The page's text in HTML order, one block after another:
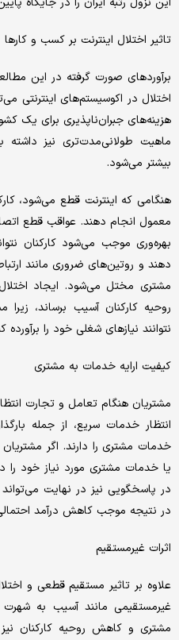
تاثیر اختلال اینترنت بر کسب و کارها
برآوردهای صورت گرفته در این
اختلال در اکوسیستم‌های اینترنتی
هزینه‌های جبران‌ناپذیری برای یک
ماهیت طولانی‌مدت‌تری نیز داشته
بیشتر می‌شود.
هنگامی که اینترنت قطع می‌شود،
معمول انجام دهند. عواقب قطع
بهره‌وری موجب می‌شود کارکنان
دهند و روتین‌های ضروری مانند
مشتری مختل می‌شود. ایجاد
روحیه کارکنان آسیب برساند،
نتوانند نیازهای شغلی خود را برآورده
کیفیت ارایه خدمات به مشتری
مشتریان هنگام تعامل و تجارت
انتظار خدمات سریع، از جمله
خدمات مشتری را دارند. اگر
یا خدمات مشتری مورد نیاز خود را
در پاسخگویی نیز در نهایت
در نتیجه موجب کاهش درآمد
اثرات غیرمستقیم
علاوه بر تاثیر مستقیم قطعی و
غیرمستقیمی مانند آسیب به
مشتری و کاهش روحیه کارکنان